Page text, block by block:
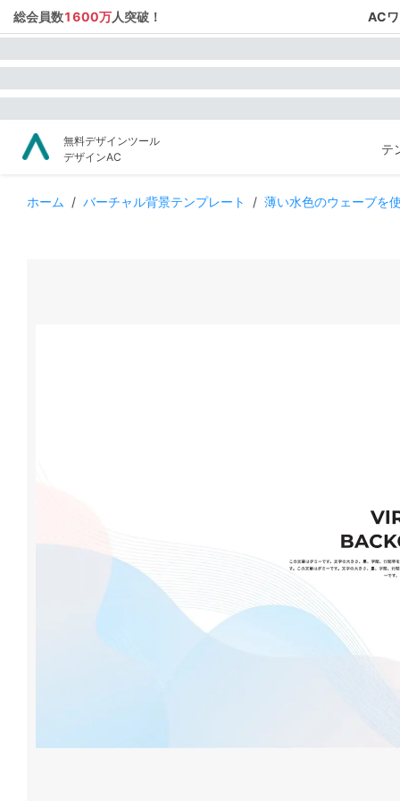
総会員数1600万人突破！ AC
無料デザインツール
デザインAC
テ
ホーム / バーチャル背景テンプレート / 薄い水色のウェーブを